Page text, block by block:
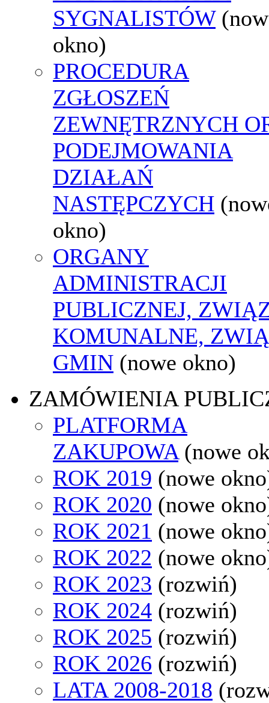
SYGNALISTÓW
okno)
PROCEDURA
ZGŁOSZEŃ
ZEWNĘTRZNYCH
PODEJMOWANIA
DZIAŁAŃ
NASTĘPCZYCH
okno)
ORGANY
ADMINISTRACJI
PUBLICZNEJ,
KOMUNALNE,
GMIN (nowe okno)
ZAMÓWIENIA
PLATFORMA
ZAKUPOWA (nowe
ROK 2019 (nowe
ROK 2020 (nowe
ROK 2021 (nowe
ROK 2022 (nowe
ROK 2023 (rozwiń)
ROK 2024 (rozwiń)
ROK 2025 (rozwiń)
ROK 2026 (rozwiń)
LATA 2008-2018